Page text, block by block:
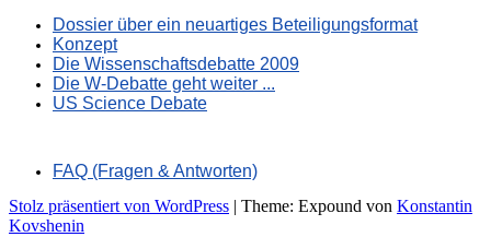
Dossier über ein neuartiges Beteiligungsformat
Konzept
Die Wissenschaftsdebatte 2009
Die W-Debatte geht weiter ...
US Science Debate
FAQ (Fragen & Antworten)
Stolz präsentiert von WordPress | Theme: Expound von Konstantin
Kovshenin